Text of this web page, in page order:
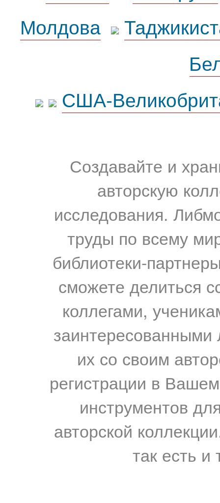
Молдова
США-
Создавайте и
авторскую
исследования.
труды по всему
библиотеки-
сможете делиться
коллегами,
их со своим
регистрации в
инструментов
авторской
так есть и